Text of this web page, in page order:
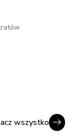
wszystko